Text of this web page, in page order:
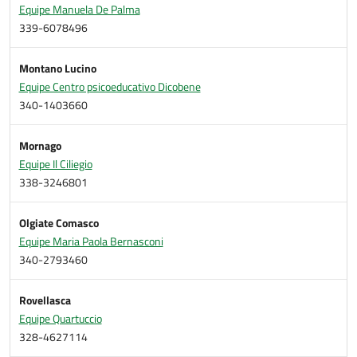
Equipe Manuela De Palma
339-6078496
Montano Lucino
Equipe Centro psicoeducativo Dicobene
340-1403660
Mornago
Equipe Il Ciliegio
338-3246801
Olgiate Comasco
Equipe Maria Paola Bernasconi
340-2793460
Rovellasca
Equipe Quartuccio
328-4627114